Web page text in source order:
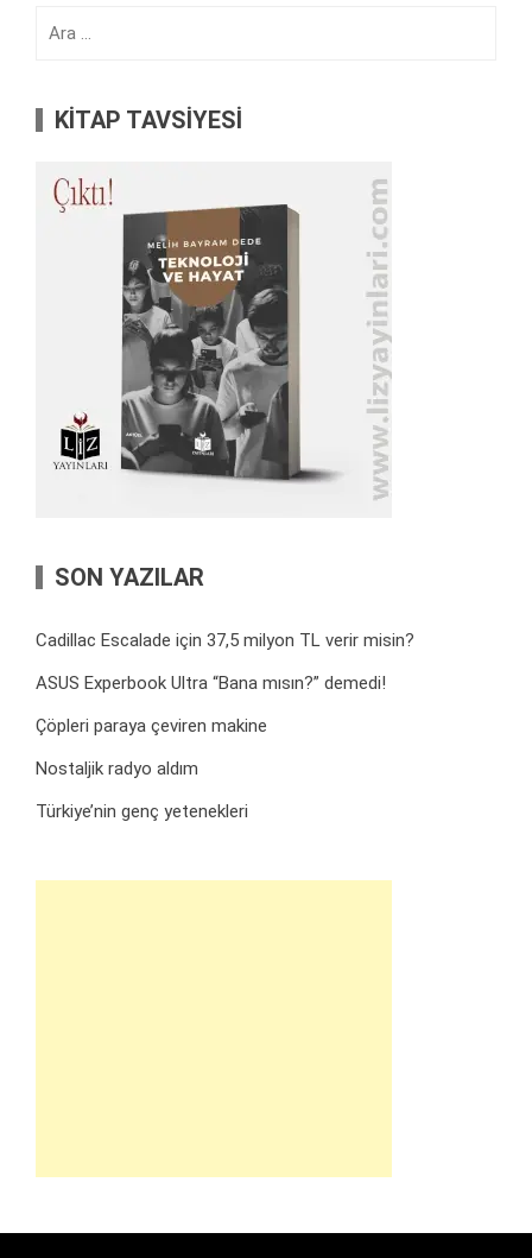
KİTAP TAVSİYESİ
SON YAZILAR
Cadillac Escalade için 37,5 milyon TL verir misin?
ASUS Experbook Ultra “Bana mısın?” demedi!
Çöpleri paraya çeviren makine
Nostaljik radyo aldım
Türkiye’nin genç yetenekleri